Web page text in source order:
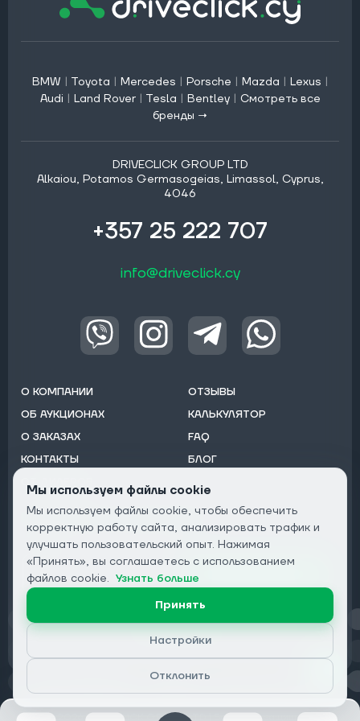
BMW | Toyota | Mercedes | Porsche | Mazda | Lexus |
Audi | Land Rover | Tesla | Bentley | Смотреть все
бренды →
DRIVECLICK GROUP LTD
Alkaiou, Potamos Germasogeias, Limassol, Cyprus,
4046
+357 25 222 707
info@driveclick.cy
О КОМПАНИИ
ОБ АУКЦИОНАХ
О ЗАКАЗАХ
КОНТАКТЫ
ОТЗЫВЫ
КАЛЬКУЛЯТОР
FAQ
БЛОГ
Подписаться на рассылку:
Email
Конфиденциальность
© 2026 DRIVECLICK GROUP LTD | Все права защищены
Мы используем файлы cookie
Мы используем файлы cookie, чтобы обеспечить
корректную работу сайта, анализировать трафик и
улучшать пользовательский опыт. Нажимая
«Принять», вы соглашаетесь с использованием
файлов cookie. Узнать больше
Принять
Настройки
Отклонить